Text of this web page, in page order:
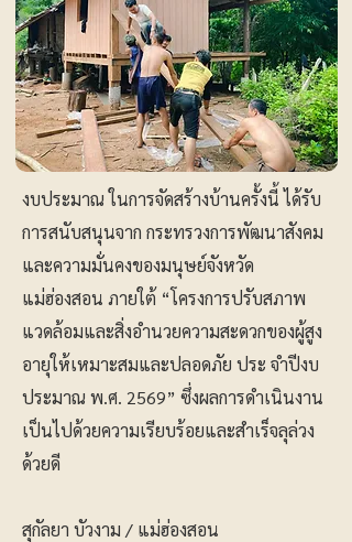
งบประมาณ ในการจัดสร้างบ้านครั้งนี้ ได้รับ
การสนับสนุนจาก กระทรวงการพัฒนาสังคม
และความมั่นคงของมนุษย์จังหวัด
แม่ฮ่องสอน ภายใต้ “โครงการปรับสภาพ
แวดล้อมและสิ่งอำนวยความสะดวกของผู้สูง
อายุให้เหมาะสมและปลอดภัย ประ จำปีงบ
ประมาณ พ.ศ. 2569” ซึ่งผลการดำเนินงาน
เป็นไปด้วยความเรียบร้อยและสำเร็จลุล่วง
ด้วยดี
สุกัลยา บัวงาม / แม่ฮ่องสอน